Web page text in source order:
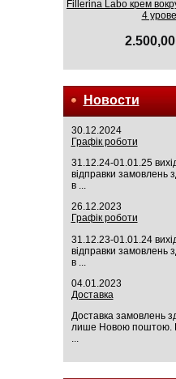
Fillerina Labo крем
4
Новости
30.12.2024
Графік роботи
31.12.24-01.01.25
відправки замовлень
в ...
26.12.2023
Графік роботи
31.12.23-01.01.24
відправки замовлень
в ...
04.01.2023
Доставка
Доставка замовлень
лише Новою поштою.
...